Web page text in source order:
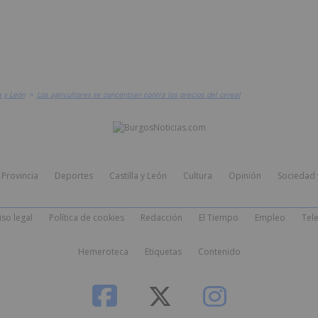
y León > Los agricultores se concentran contra los precios del cereal
Provincia Deportes Castilla y León Cultura Opinión Sociedad
legal Política de cookies Redacción El Tiempo Empleo
Hemeroteca Etiquetas Contenido